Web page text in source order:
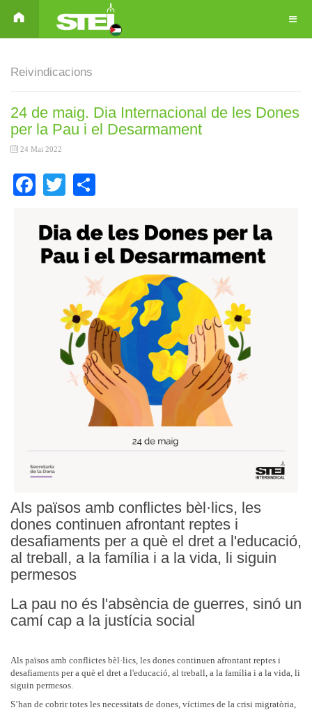
Reivindicacions
24 de maig. Dia Internacional de les Dones
per la Pau i el Desarmament
24 Mai 2022
Facebook
Twitter
Als països amb conflictes bèl·lics, les
dones continuen afrontant reptes i
desafiaments per a què el dret a l'educació,
al treball, a la família i a la vida, li siguin
permesos
La pau no és l'absència de guerres, sinó un
camí cap a la justícia social
Als països amb conflictes bèl·lics, les dones continuen afrontant reptes i
desafiaments per a què el dret a l'educació, al treball, a la família i a la vida, li
siguin permesos.
S’han de cobrir totes les necessitats de dones, víctimes de la crisi migratòria,